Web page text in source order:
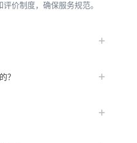
价制度，确保服务规范。
？